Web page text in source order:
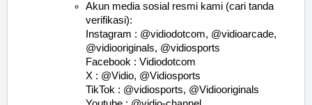
Akun media sosial resmi kami (cari tanda
verifikasi):
Instagram : @vidiodotcom, @vidioarcade,
@vidiooriginals, @vidiosports
Facebook : Vidiodotcom
X : @Vidio, @Vidiosports
TikTok : @vidiosports, @Vidiooriginals